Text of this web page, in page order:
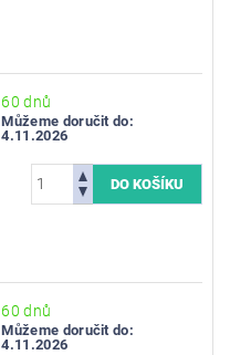
60 dnů
Můžeme doručit do:
4.11.2026
60 dnů
Můžeme doručit do:
4.11.2026